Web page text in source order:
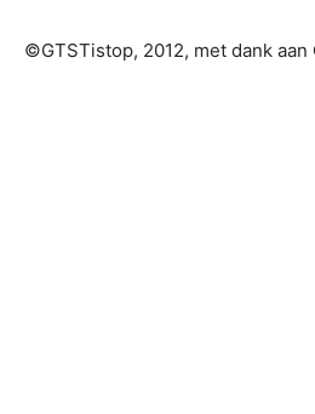
©GTSTistop, 2012, met dank aan